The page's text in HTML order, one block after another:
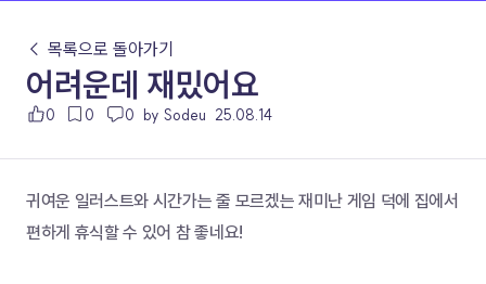
← 목록으로 돌아가기
어려운데 재밌어요
0 0 0 by Sodeu 25.08.14
귀여운 일러스트와 시간가는 줄 모르겠는 재미난 게임 덕에 집에서
편하게 휴식할 수 있어 참 좋네요!